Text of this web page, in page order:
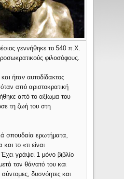
γεννήθηκε το 540 π.Χ.
φιλοσόφους.
ήταν αυτοδίδακτος
από αριστοκρατική
από το αξίωμα του
τη ζωή του στη
σπουδαία ερωτήματα,
το «τι είναι
γράψει 1 μόνο βιβλίο
τον θάνατό του και
σύντομες, δυσνόητες και